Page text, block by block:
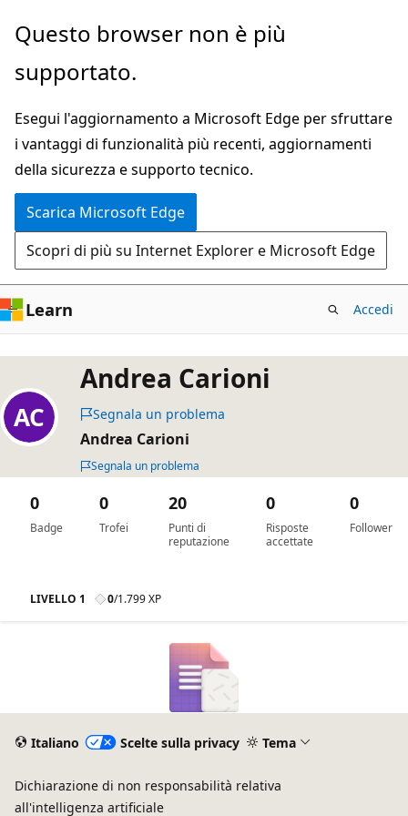
Ignora
passa
contenuto
principale
Questo browser non è più
supportato.
Esegui l'aggiornamento a Microsoft Edge per sfruttare
i vantaggi di funzionalità più recenti, aggiornamenti
della sicurezza e supporto tecnico.
Scarica Microsoft Edge
Scopri di più su Internet Explorer e Microsoft Edge
Learn Accedi
Andrea Carioni
Segnala un problema
Andrea Carioni
Segnala un problema
Badge
0
Trofei
0
Punti di
reputazione
20
Risposte
accettate
0
Follower
0
LIVELLO 1 0/1.799 XP
Italiano Scelte sulla privacy Tema
Dichiarazione di non responsabilità relativa
all'intelligenza artificiale